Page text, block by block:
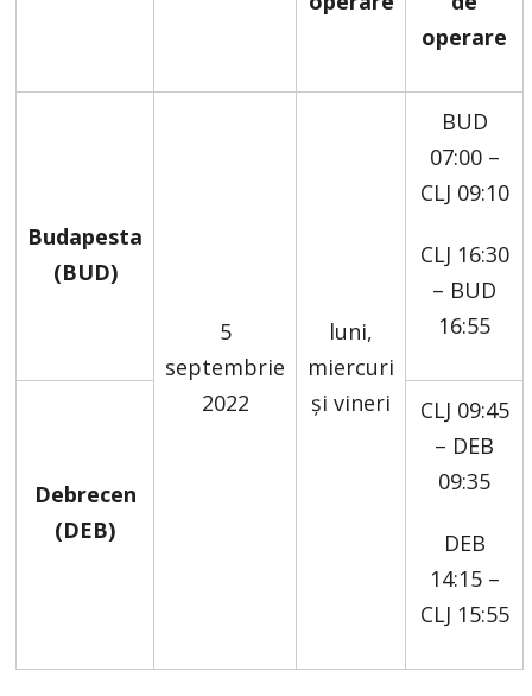
operare
Budapesta
(BUD)
5
septembrie
2022
luni,
miercuri
și vineri
BUD
07:00 –
CLJ 09:10
CLJ 16:30
– BUD
16:55
Debrecen
(DEB)
CLJ 09:45
– DEB
09:35
DEB
14:15 –
CLJ 15:55